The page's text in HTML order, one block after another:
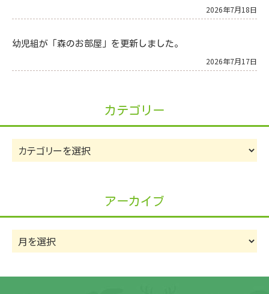
2026年7月18日
幼児組が「森のお部屋」を更新しました。
2026年7月17日
カテゴリー
カ
テ
アーカイブ
ー